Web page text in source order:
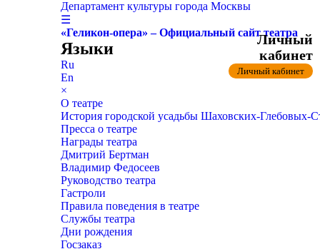
Департамент культуры города Москвы
☰
«Геликон-опера» – Официальный сайт театра
Языки
Ru
En
×
О театре
История городской усадьбы Шаховских-
Пресса о театре
Награды театра
Дмитрий Бертман
Владимир Федосеев
Руководство театра
Гастроли
Правила поведения в театре
Службы театра
Дни рождения
Госзаказ
Личный
кабинет
Личный кабинет